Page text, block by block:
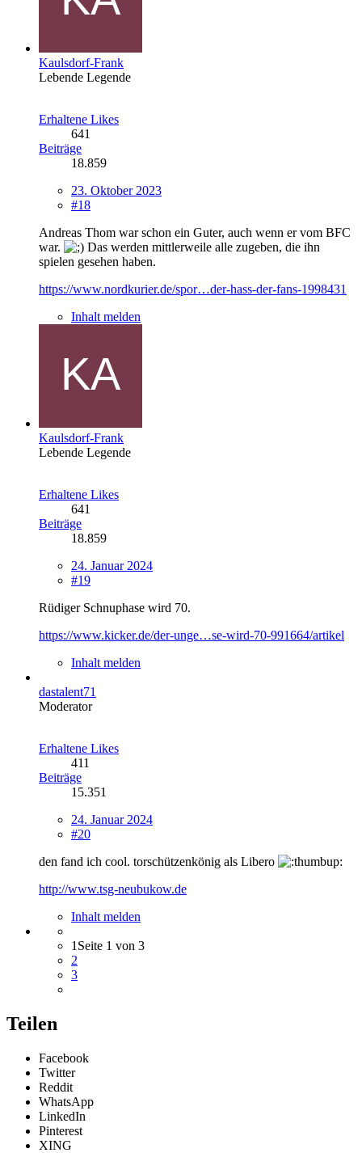
Kaulsdorf-Frank
Lebende Legende
Erhaltene Likes
641
Beiträge
18.859
23. Oktober 2023
#18
Andreas Thom war schon ein Guter, auch wenn er vom BFC
war.
Das werden mittlerweile alle zugeben, die ihn
spielen gesehen haben.
https://www.nordkurier.de/spor…der-hass-der-fans-1998431
Inhalt melden
Kaulsdorf-Frank
Lebende Legende
Erhaltene Likes
641
Beiträge
18.859
24. Januar 2024
#19
Rüdiger Schnuphase wird 70.
https://www.kicker.de/der-unge…se-wird-70-991664/artikel
Inhalt melden
dastalent71
Moderator
Erhaltene Likes
411
Beiträge
15.351
24. Januar 2024
#20
den fand ich cool. torschützenkönig als Libero
http://www.tsg-neubukow.de
Inhalt melden
1 Seite 1 von 3
2
3
Teilen
Facebook
Twitter
Reddit
WhatsApp
LinkedIn
Pinterest
XING